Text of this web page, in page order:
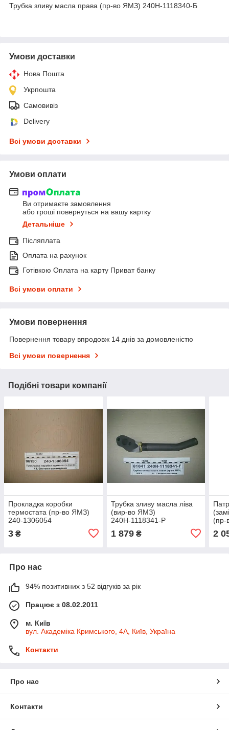
Трубка зливу масла права (пр-во ЯМЗ) 240Н-1118340-Б
Умови доставки
Нова Пошта
Укрпошта
Самовивіз
Delivery
Всі умови доставки
Умови оплати
Ви отримаєте замовлення
або гроші повернуться на вашу картку
Детальніше
Післяплата
Оплата на рахунок
Готівкою Оплата на карту Приват банку
Всі умови оплати
Умови повернення
Повернення товару впродовж 14 днів за домовленістю
Всі умови повернення
Подібні товари компанії
Прокладка коробки
термостата (пр-во ЯМЗ)
240-1306054
3 ₴
Трубка зливу масла ліва
(вир-во ЯМЗ)
240Н-1118341-Р
1 879₴ 2
Про нас
94% позитивних з 52 відгуків за рік
Працює з 08.02.2011
м. Київ
вул. Академіка Кримського, 4А, Київ, Україна
Контакти
Про нас
Контакти